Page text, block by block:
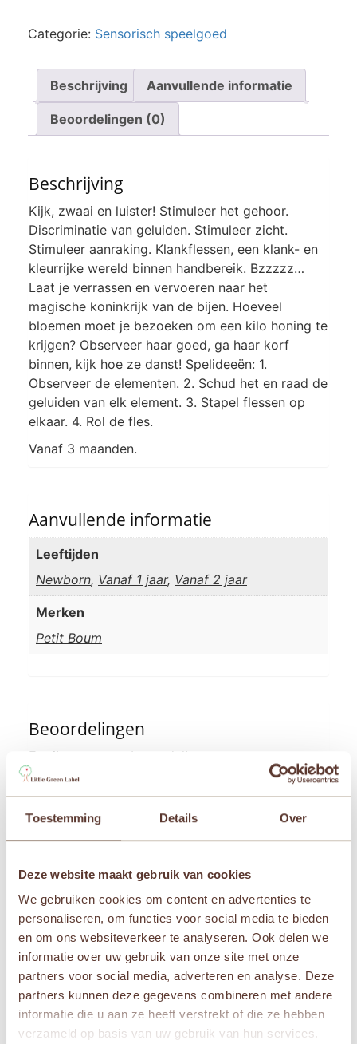
Toestemming Details Over
Deze website maakt gebruik van cookies
We gebruiken cookies om content en advertenties te
personaliseren, om functies voor social media te bieden
en om ons websiteverkeer te analyseren. Ook delen we
informatie over uw gebruik van onze site met onze
partners voor social media, adverteren en analyse. Deze
partners kunnen deze gegevens combineren met andere
informatie die u aan ze heeft verstrekt of die ze hebben
verzameld op basis van uw gebruik van hun services.
Categorie: Sensorisch speelgoed
Beschrijving Aanvullende informatie
Beoordelingen (0)
Beschrijving
Kijk, zwaai en luister! Stimuleer het gehoor.
Discriminatie van geluiden. Stimuleer zicht.
Stimuleer aanraking. Klankflessen, een klank- en
kleurrijke wereld binnen handbereik. Bzzzzz…
Laat je verrassen en vervoeren naar het
magische koninkrijk van de bijen. Hoeveel
bloemen moet je bezoeken om een ​​kilo honing te
krijgen? Observeer haar goed, ga haar korf
binnen, kijk hoe ze danst! Spelideeën: 1.
Observeer de elementen. 2. Schud het en raad de
geluiden van elk element. 3. Stapel flessen op
elkaar. 4. Rol de fles.
Vanaf 3 maanden.
Aanvullende informatie
Leeftijden
Newborn, Vanaf 1 jaar, Vanaf 2 jaar
Merken
Petit Boum
Beoordelingen
Er zijn nog geen beoordelingen.
Wees de eerste om “Petit Boum – Sensorische
fles – Picasso Doktersvis” te beoordelen
Je e-mailadres wordt niet gepubliceerd.
Vereiste
velden zijn gemarkeerd met*
Je waardering
*
Je beoordeling